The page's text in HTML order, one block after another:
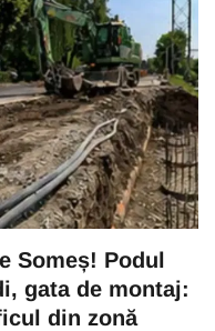
Someș! Podul
gata de montaj:
din zonă